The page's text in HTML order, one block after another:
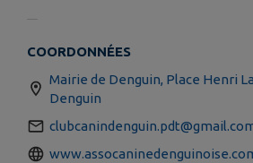
COORDONNÉES
Mairie de Denguin, Place Henri
Denguin